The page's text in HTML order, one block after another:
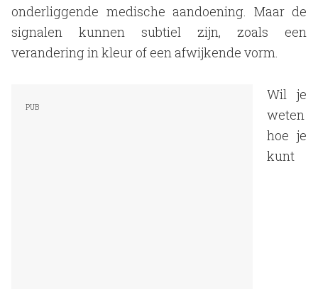
onderliggende medische aandoening. Maar de
signalen kunnen subtiel zijn, zoals een
verandering in kleur of een afwijkende vorm.
Wil je
weten
hoe je
kunt